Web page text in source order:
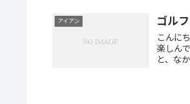
アイアン ゴル
こんに
楽しん
と、な